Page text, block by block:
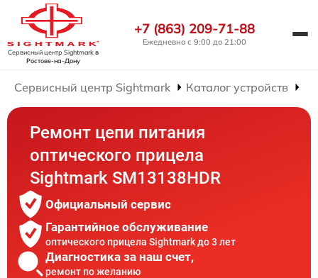
Сервисный центр Sightmarkв
Ростове-на-Дону
+7 (863) 209-71-88
Ежедневно с 9:00 до 21:00
Сервисный центр Sightmark Каталог устройств
Ремонт цепи питания
оптического прицела
Sightmark SM13138HDR
Официальный сервис
Гарантийное обслуживание
оптического прицела Sightmark до 3 лет
Диагностика за наш счет,
ремонт по желанию